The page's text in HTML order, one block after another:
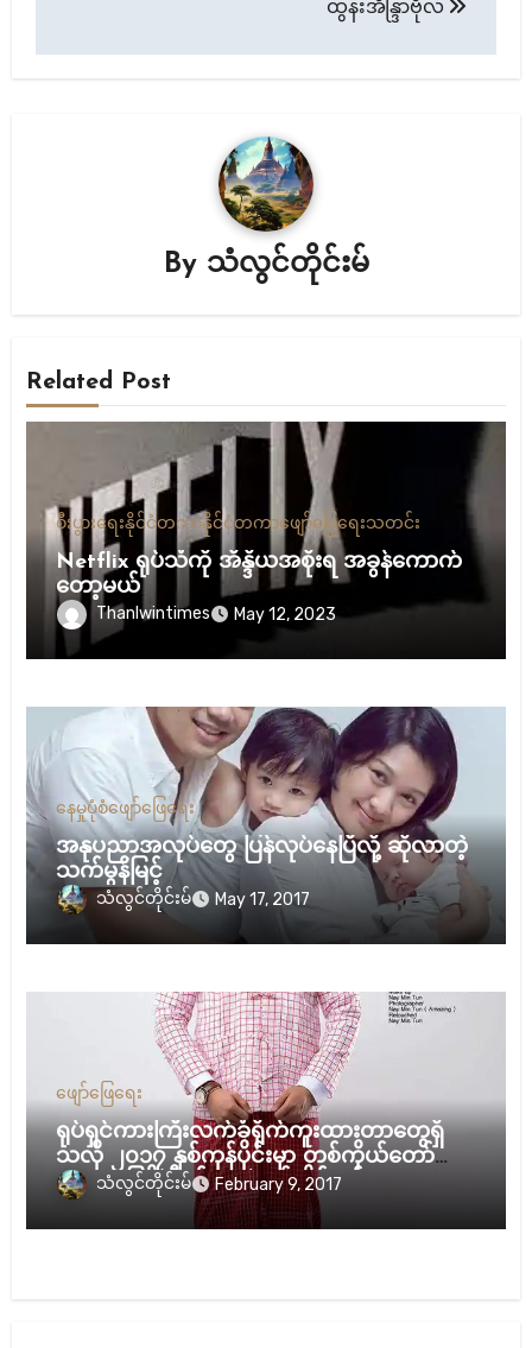
ထွန်းအိန္ဒြာဗိုလ်
By သံလွင်တိုင်းမ်
Related Post
စီးပွားရေးနိုင်ငံတကာနိုင်ငံတကာဖျော်ဖြေရေးသတင်း
Netflix ရုပ်သံကို အိန္ဒိယအစိုးရ အခွန်ကောက်
တော့မယ်
Thanlwintimes May 12, 2023
နေမှုပုံစံဖျော်ဖြေရေး
အနုပညာအလုပ်တွေ ပြန်လုပ်နေပြီလို့ ဆိုလာတဲ့
သက်မွန်မြင့်
သံလွင်တိုင်းမ် May 17, 2017
ဖျော်ဖြေရေး
ရုပ်ရှင်ကားကြီးလက်ခံရိုက်ကူးထားတာတွေရှိ
သလို ၂၀၁၇ နှစ်ကုန်ပိုင်းမှာ တစ်ကိုယ်တော်
အခွေချပြဖို့ စီစဉ်နေတဲ့ မွန်တိုင်းရင်းသားလေး
သရုပ်ဆောင်မော်ဒယ်လ် ချမ်းညီညီနှင့် တွေ့ဆုံ
ခြင်း
သံလွင်တိုင်းမ် February 9, 2017